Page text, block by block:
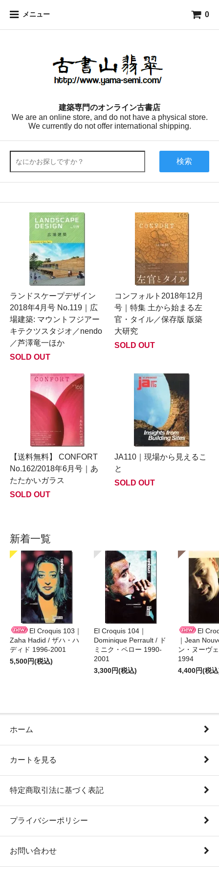
メニュー 0
建築専門のオンライン古書店
We are an online store, and do not have a physical store.
We currently do not offer international shipping.
検索
ランドスケープデザイン
2018年4月号 No.119｜広
場建築: マウントフジアー
キテクツスタジオ／nendo
／芦澤竜一ほか
SOLD OUT
コンフォルト2018年12月
号｜特集 土から始まる左
官・タイル／保存版 版築
大研究
SOLD OUT
【送料無料】 CONFORT
No.162/2018年6月号｜あ
たたかいガラス
SOLD OUT
JA110｜現場から見えるこ
と
SOLD OUT
新着一覧
El Croquis 103｜
Zaha Hadid / ザハ・ハ
ディド 1996-2001
5,500円(税込)
El Croquis 104｜
Dominique Perrault / ド
ミニク・ペロー 1990-
2001
3,300円(税込)
El
｜Jean
ン・ヌーヴ
1994
4,400円(税
ホーム
カートを見る
特定商取引法に基づく表記
プライバシーポリシー
お問い合わせ